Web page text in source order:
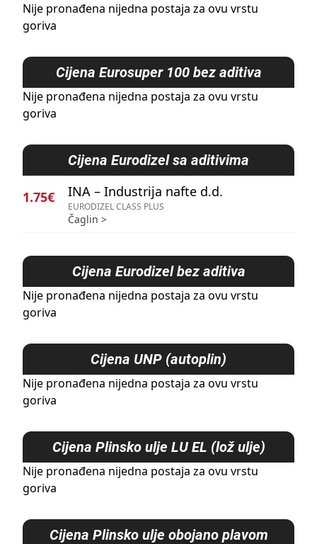
Nije pronađena nijedna postaja za ovu vrstu
goriva
Cijena Eurosuper 100 bez aditiva
Nije pronađena nijedna postaja za ovu vrstu
goriva
Cijena Eurodizel sa aditivima
1.75€ INA – Industrija nafte d.d.
EURODIZEL CLASS PLUS
Čaglin >
Cijena Eurodizel bez aditiva
Nije pronađena nijedna postaja za ovu vrstu
goriva
Cijena UNP (autoplin)
Nije pronađena nijedna postaja za ovu vrstu
goriva
Cijena Plinsko ulje LU EL (lož ulje)
Nije pronađena nijedna postaja za ovu vrstu
goriva
Cijena Plinsko ulje obojano plavom